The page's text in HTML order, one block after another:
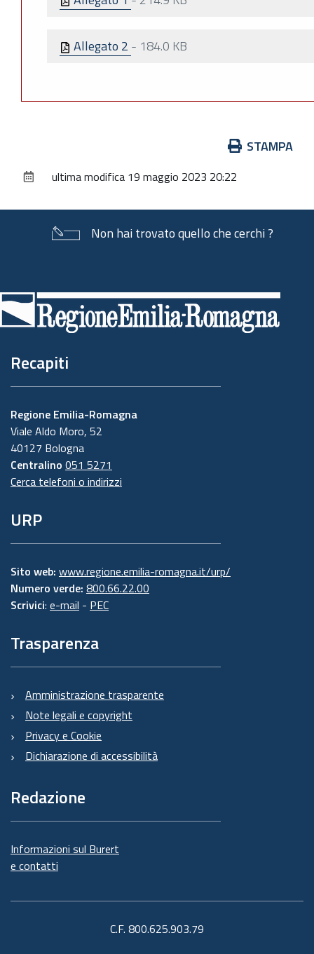
Allegato 2 - 184.0 KB
documento
STAMPA
ultima modifica 19 maggio 2023 20:22
Non hai trovato quello che cerchi ?
di
pagina
Recapiti
Regione Emilia-Romagna
Viale Aldo Moro, 52
40127 Bologna
Centralino 051 5271
Cerca telefoni o indirizzi
URP
Sito web: www.regione.emilia-romagna.it/urp/
Numero verde: 800.66.22.00
Scrivici: e-mail - PEC
Trasparenza
Amministrazione trasparente
Note legali e copyright
Privacy e Cookie
Dichiarazione di accessibilità
Redazione
Informazioni sul Burert
e contatti
C.F. 800.625.903.79